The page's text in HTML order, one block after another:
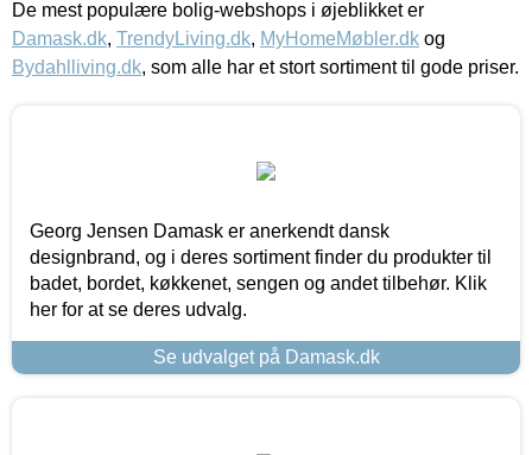
De mest populære bolig-webshops i øjeblikket er
Damask.dk, TrendyLiving.dk, MyHomeMøbler.dk og
Bydahlliving.dk, som alle har et stort sortiment til gode priser.
Georg Jensen Damask er anerkendt dansk
designbrand, og i deres sortiment finder du produkter til
badet, bordet, køkkenet, sengen og andet tilbehør. Klik
her for at se deres udvalg.
Se udvalget på Damask.dk